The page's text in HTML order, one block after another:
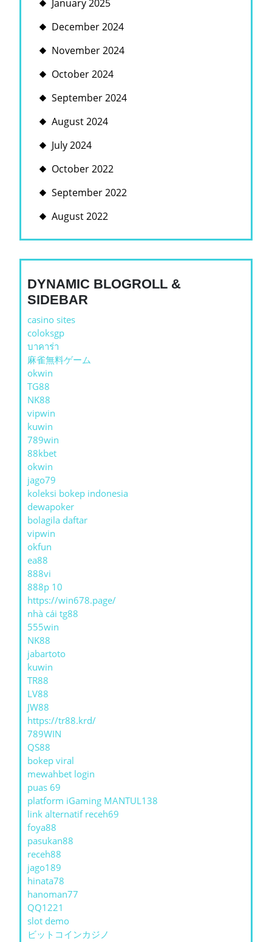
January 2025
December 2024
November 2024
October 2024
September 2024
August 2024
July 2024
October 2022
September 2022
August 2022
DYNAMIC BLOGROLL &
SIDEBAR
casino sites
coloksgp
บาคาร่า
麻雀無料ゲーム
okwin
TG88
NK88
vipwin
kuwin
789win
88kbet
okwin
jago79
koleksi bokep indonesia
dewapoker
bolagila daftar
vipwin
okfun
ea88
888vi
888p 10
https://win678.page/
nhà cái tg88
555win
NK88
jabartoto
kuwin
TR88
LV88
JW88
https://tr88.krd/
789WIN
QS88
bokep viral
mewahbet login
puas 69
platform iGaming MANTUL138
link alternatif receh69
foya88
pasukan88
receh88
jago189
hinata78
hanoman77
QQ1221
slot demo
ビットコインカジノ